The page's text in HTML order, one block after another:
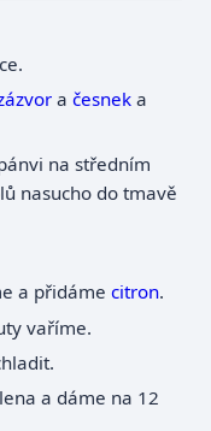
ačesnek a
na středním
nasucho do tmavě
a přidámecitron.
vaříme.
a dáme na 12